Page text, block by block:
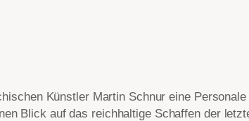
Künstler Martin Schnur eine
Blick auf das reichhaltige Schaffen der